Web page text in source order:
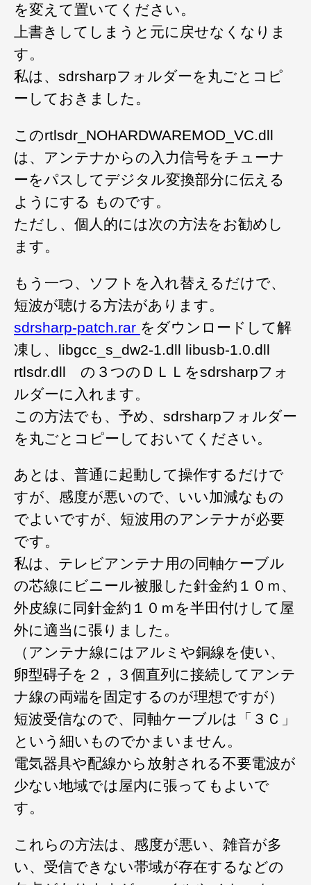
を変えて置いてください。
上書きしてしまうと元に戻せなくなりま
す。
私は、sdrsharpフォルダーを丸ごとコピ
ーしておきました。
このrtlsdr_NOHARDWAREMOD_VC.dll
は、アンテナからの入力信号をチューナ
ーをパスしてデジタル変換部分に伝える
ようにする ものです。
ただし、個人的には次の方法をお勧めし
ます。
もう一つ、ソフトを入れ替えるだけで、
短波が聴ける方法があります。
sdrsharp-patch.rar をダウンロードして解
凍し、libgcc_s_dw2-1.dll libusb-1.0.dll
rtlsdr.dll の３つのＤＬＬをsdrsharpフォ
ルダーに入れます。
この方法でも、予め、sdrsharpフォルダー
を丸ごとコピーしておいてください。
あとは、普通に起動して操作するだけで
すが、感度が悪いので、いい加減なもの
でよいですが、短波用のアンテナが必要
です。
私は、テレビアンテナ用の同軸ケーブル
の芯線にビニール被服した針金約１０ｍ、
外皮線に同針金約１０ｍを半田付けして屋
外に適当に張りました。
（アンテナ線にはアルミや銅線を使い、
卵型碍子を２，３個直列に接続してアンテ
ナ線の両端を固定するのが理想ですが）
短波受信なので、同軸ケーブルは「３Ｃ」
という細いものでかまいません。
電気器具や配線から放射される不要電波が
少ない地域では屋内に張ってもよいで
す。
これらの方法は、感度が悪い、雑音が多
い、受信できない帯域が存在するなどの